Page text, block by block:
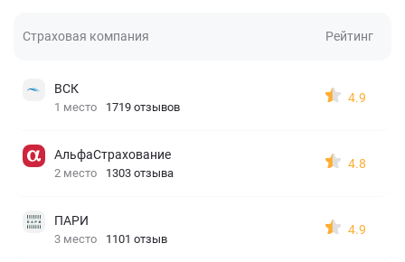
Страховая компания Рейтинг
ВСК
1 место 1719 отзывов
4.9
АльфаСтрахование
2 место 1303 отзыва
4.8
ПАРИ
3 место 1101 отзыв
4.9